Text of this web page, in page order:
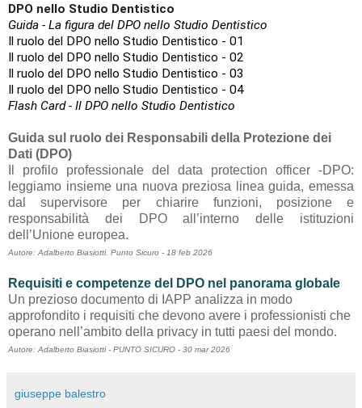
DPO nello Studio Dentistico
Guida - La figura del DPO nello Studio Dentistico
Il ruolo del DPO nello Studio Dentistico - 01
Il ruolo del DPO nello Studio Dentistico - 02
Il ruolo del DPO nello Studio Dentistico - 03
Il ruolo del DPO nello Studio Dentistico - 04
Flash Card - Il DPO nello Studio Dentistico
Guida sul ruolo dei Responsabili della Protezione dei
Dati (DPO)
Il profilo professionale del data protection officer -DPO:
leggiamo insieme una nuova preziosa linea guida, emessa
dal supervisore per chiarire funzioni, posizione e
responsabilità dei DPO all’interno delle istituzioni
dell’Unione europea.
Autore: Adalberto Biasiotti. Punto Sicuro - 18 feb 2026
Requisiti e competenze del DPO nel panorama globale
Un prezioso documento di IAPP analizza in modo
approfondito i requisiti che devono avere i professionisti che
operano nell’ambito della privacy in tutti paesi del mondo.
Autore: Adalberto Biasiotti - PUNTO SICURO - 30 mar 2026
giuseppe balestro